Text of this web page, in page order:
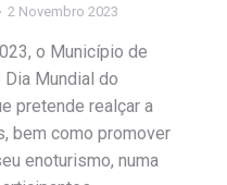
2 Novembro 2023
o Município de
Mundial do
pretende realçar a
bem como promover
enoturismo, numa